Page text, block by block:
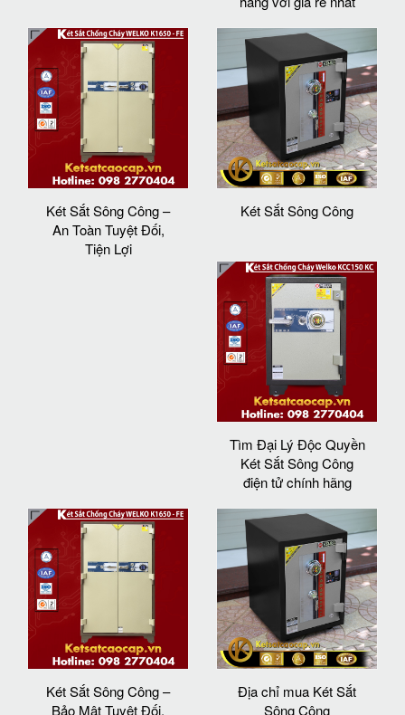
Két Sắt Sông Công –
An Toàn Tuyệt Đối,
Tiện Lợi
Két Sắt Sông Công
Tìm Đại Lý Độc Quyền
Két Sắt Sông Công
điện tử chính hãng
Két Sắt Sông Công –
Bảo Mật Tuyệt Đối,
Địa chỉ mua Két Sắt
Sông Công